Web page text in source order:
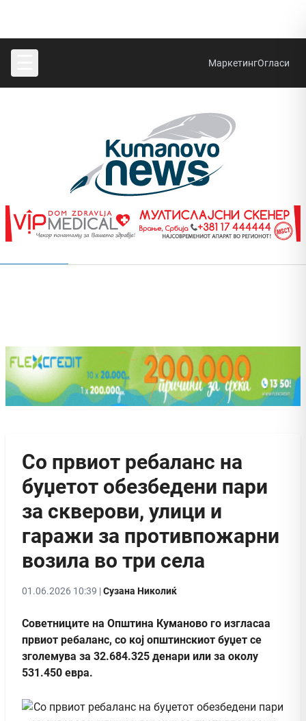
МаркетингОгласи
Со првиот ребаланс на
буџетот обезбедени пари
за скверови, улици и
гаражи за противпожарни
возила во три села
01.06.2026 10:39 |Сузана Николиќ
Советниците на Општина Куманово го изгласаа
првиот ребаланс, со кој општинскиот буџет се
зголемува за 32.684.325 денари или за околу
531.450 евра.